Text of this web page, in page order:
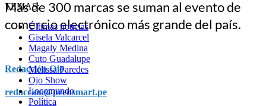
TEMAS:
Últimas noticias
Gisela Valcarcel
Magaly Medina
Cuto Guadalupe
Melissa Paredes
Ojo Show
Locomundo
Política
Más de 300 marcas se suman al evento de
comercio electrónico más grande del país.
Redacción Ojo
redaccion@prensmart.pe